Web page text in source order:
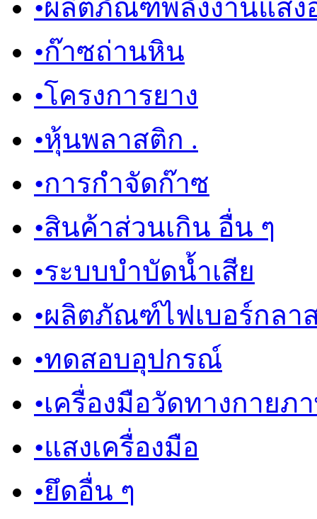
•ผลิตภัณฑ์พลังงานแสง
•ก๊าซถ่านหิน
•โครงการยาง
•หุ้นพลาสติก .
•การกำจัดก๊าซ
•สินค้าส่วนเกิน อื่น ๆ
•ระบบบำบัดน้ำเสีย
•ผลิตภัณฑ์ไฟเบอร์กลา
•ทดสอบอุปกรณ์
•เครื่องมือวัดทางกายภ
•แสงเครื่องมือ
•ยึดอื่น ๆ